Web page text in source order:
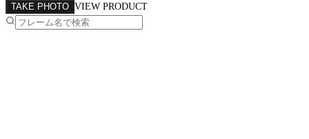
TAKE PHOTO VIEW PRODUCT